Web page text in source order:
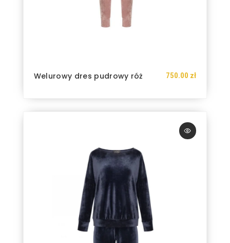
Welurowy dres pudrowy róż 750.00 zł